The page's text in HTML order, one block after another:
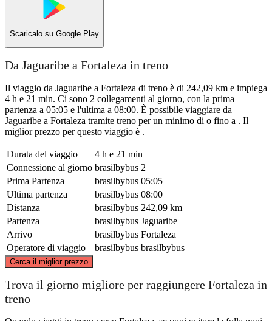
Scaricalo su Google Play
Da Jaguaribe a Fortaleza in treno
Il viaggio da Jaguaribe a Fortaleza di treno è di 242,09 km e impiega
4 h e 21 min. Ci sono 2 collegamenti al giorno, con la prima
partenza a 05:05 e l'ultima a 08:00. È possibile viaggiare da
Jaguaribe a Fortaleza tramite treno per un minimo di o fino a . Il
miglior prezzo per questo viaggio è .
Durata del viaggio
4 h e 21 min
Connessione al giorno brasilbybus 2
Prima Partenza
brasilbybus 05:05
Ultima partenza
brasilbybus 08:00
Distanza
brasilbybus 242,09 km
Partenza
brasilbybus Jaguaribe
Arrivo
brasilbybus Fortaleza
Operatore di viaggio
brasilbybus brasilbybus
Cerca il miglior prezzo
©CARTO, ©OpenStreetMap
Trova il giorno migliore per raggiungere Fortaleza in
treno